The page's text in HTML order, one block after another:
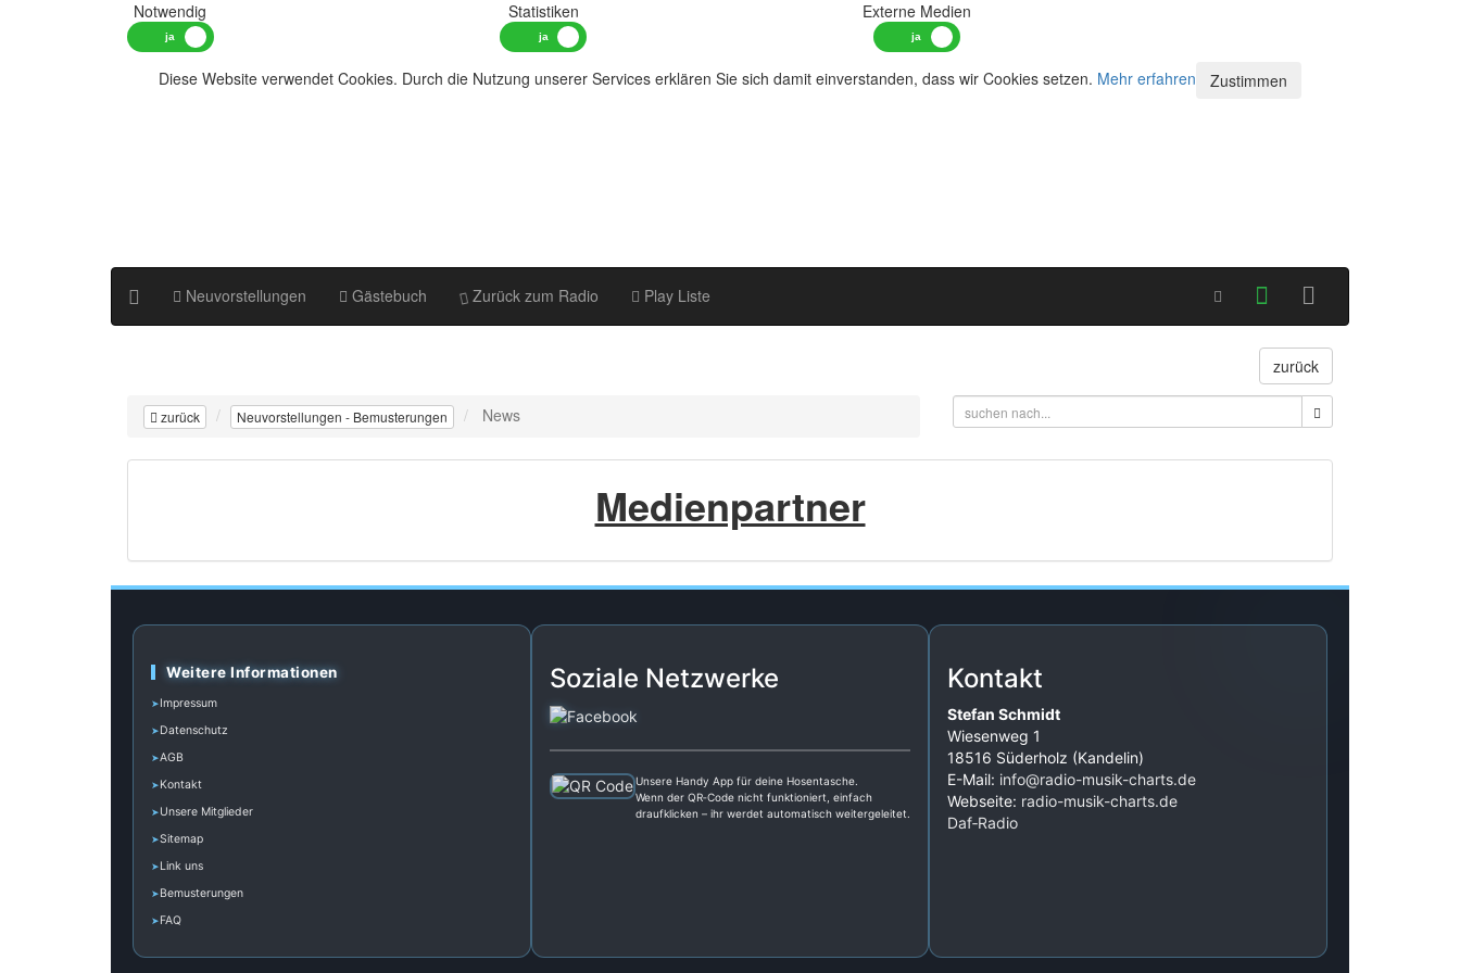
Notwendig Statistiken Externe Medien
Diese Website verwendet Cookies. Durch die Nutzung unserer Services erklären Sie sich damit einverstanden, dass wir Cookies setzen. Mehr erfahren Zustimmen
Neuvorstellungen Gästebuch Zurück zum Radio Play Liste
zurück
zurück Neuvorstellungen - Bemusterungen News
Medienpartner
Weitere Informationen
Impressum
Datenschutz
AGB
Kontakt
Unsere Mitglieder
Sitemap
Link uns
Bemusterungen
FAQ
Soziale Netzwerke
Unsere Handy App für deine Hosentasche.
Wenn der QR‑Code nicht funktioniert, einfach
draufklicken – ihr werdet automatisch weitergeleitet.
Kontakt
Stefan Schmidt
Wiesenweg 1
18516 Süderholz (Kandelin)
E-Mail: info@radio-musik-charts.de
Webseite: radio-musik-charts.de
Daf‑Radio